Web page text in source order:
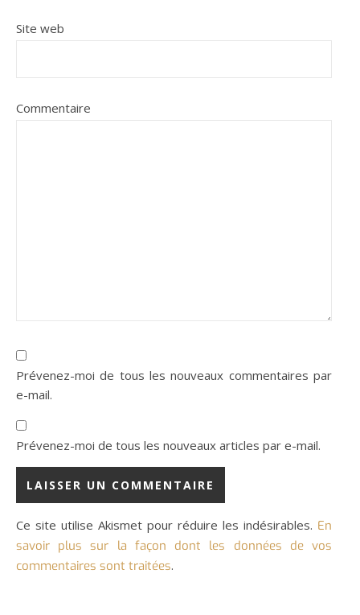
Site web
Commentaire
Prévenez-moi de tous les nouveaux commentaires par
e-mail.
Prévenez-moi de tous les nouveaux articles par e-mail.
Ce site utilise Akismet pour réduire les indésirables. En
savoir plus sur la façon dont les données de vos
commentaires sont traitées.